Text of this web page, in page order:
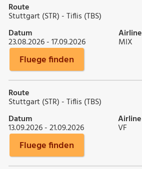
Route
Stuttgart (STR) - Tiflis (TBS)
Datum
23.08.2026 - 17.09.2026
Airline
MIX
Fluege finden
Route
Stuttgart (STR) - Tiflis (TBS)
Datum
13.09.2026 - 21.09.2026
Airline
VF
Fluege finden